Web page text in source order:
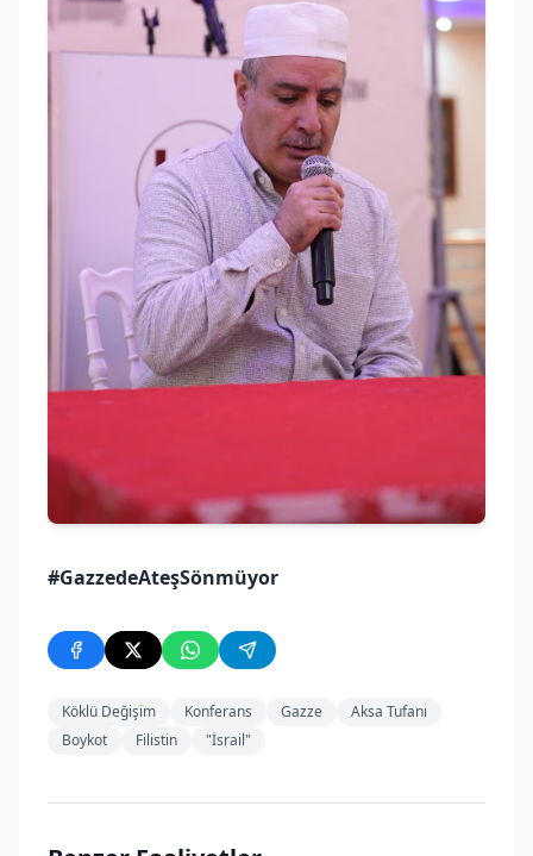
#GazzedeAteşSönmüyor
Köklü Değişim Konferans Gazze
Aksa Tufanı
Boykot
Filistin "İsrail"